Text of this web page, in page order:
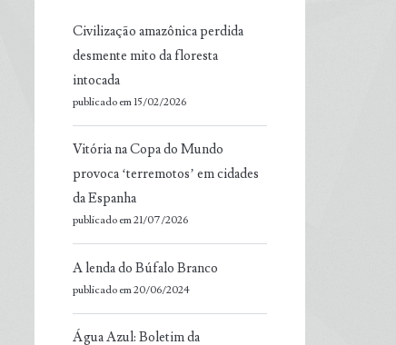
Civilização amazônica perdida
desmente mito da floresta
intocada
publicado em 15/02/2026
Vitória na Copa do Mundo
provoca ‘terremotos’ em cidades
da Espanha
publicado em 21/07/2026
A lenda do Búfalo Branco
publicado em 20/06/2024
Água Azul: Boletim da